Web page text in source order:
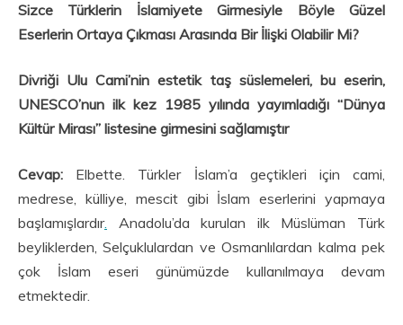
Sizce Türklerin İslamiyete Girmesiyle Böyle Güzel
Eserlerin Ortaya Çıkması Arasında Bir İlişki Olabilir Mi?
Divriği Ulu Cami’nin estetik taş süslemeleri, bu eserin,
UNESCO’nun ilk kez 1985 yılında yayımladığı “Dünya
Kültür Mirası” listesine girmesini sağlamıştır
Cevap: Elbette. Türkler İslam’a geçtikleri için cami,
medrese, külliye, mescit gibi İslam eserlerini yapmaya
başlamışlardır. Anadolu’da kurulan ilk Müslüman Türk
beyliklerden, Selçuklulardan ve Osmanlılardan kalma pek
çok İslam eseri günümüzde kullanılmaya devam
etmektedir.